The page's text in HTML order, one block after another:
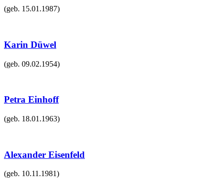
(geb. 15.01.1987)
Karin Düwel
(geb. 09.02.1954)
Petra Einhoff
(geb. 18.01.1963)
Alexander Eisenfeld
(geb. 10.11.1981)